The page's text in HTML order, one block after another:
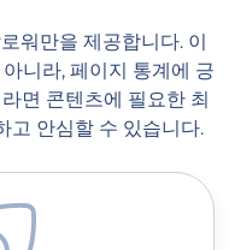
워만을 제공합니다. 이
니라, 페이지 통계에 긍
면 콘텐츠에 필요한 최
고 안심할 수 있습니다.